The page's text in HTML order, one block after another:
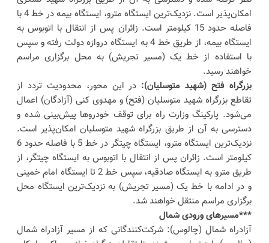
امکان‌پذیر است. نزدیک‌ترین ایستگاه مترو، ایستگاه بیمه در خط 4 با
فاصله حدود 15 کیلومتر است. زائران پس از انتقال با اتوبوس به
ایستگاه بیمه، از طریق خط 4 به ایستگاه دروازه دولت رفته و سپس
با استفاده از خط یک (مسیر تجریش) به محل برگزاری مراسم
خواهند رسید.
بزرگراه فتح (شهید متوسلیان): در این محور، محدودیت تردد از
تقاطع بزرگراه شهید متوسلیان (فتح) و مهدوی کنی (آزادگان) اعمال
می‌شود. پارکینگ وزارت راه برای توقف خودروها پیش‌بینی شده و
دسترسی به آن از طریق بزرگراه شهید متوسلیان امکان‌پذیر است.
نزدیک‌ترین ایستگاه مترو، ایستگاه چیتگر در خط 5 با فاصله حدود 6
کیلومتر است. زائران پس از انتقال با اتوبوس به ایستگاه چیتگر، از
طریق مترو به ایستگاه صادقیه، سپس خط 2 تا ایستگاه امام خمینی
و در ادامه با خط یک (مسیر تجریش) به نزدیک‌ترین ایستگاه محل
برگزاری مراسم منتقل خواهند شد.
***مسیرهای ورودی شمال
آزادراه شمال (چالوس): شرکت‌کنندگانی که از مسیر آزادراه شمال